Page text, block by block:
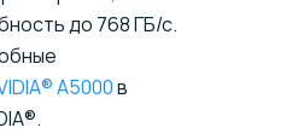
до 768 ГБ/с.
A5000в